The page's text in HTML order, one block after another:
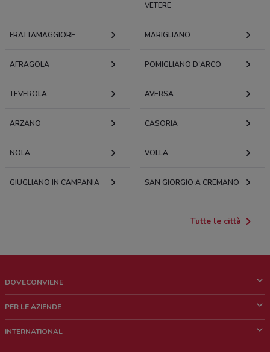
VETERE
FRATTAMAGGIORE MARIGLIANO
AFRAGOLA POMIGLIANO D'ARCO
TEVEROLA AVERSA
ARZANO CASORIA
NOLA VOLLA
GIUGLIANO IN CAMPANIA SAN GIORGIO A CREMANO
Tutte le città
DOVECONVIENE
Chi siamo
PER LE AZIENDE
Richieste commerciali e marketing
INTERNATIONAL